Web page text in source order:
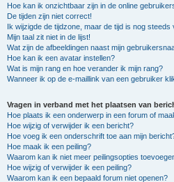
Hoe kan ik onzichtbaar zijn in de online
De tijden zijn niet correct!
Ik wijzigde de tijdzone, maar de tijd is nog steeds
Mijn taal zit niet in de lijst!
Wat zijn de afbeeldingen naast mijn
Hoe kan ik een avatar instellen?
Wat is mijn rang en hoe verander ik mijn rang?
Wanneer ik op de e-maillink van een gebruiker
Vragen in verband met het plaatsen van
Hoe plaats ik een onderwerp in een forum of
Hoe wijzig of verwijder ik een bericht?
Hoe voeg ik een onderschrift toe aan mijn
Hoe maak ik een peiling?
Waarom kan ik niet meer peilingsopties
Hoe wijzig of verwijder ik een peiling?
Waarom kan ik een bepaald forum niet openen?